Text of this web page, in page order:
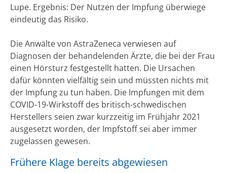
Lupe. Ergebnis: Der Nutzen der Impfung überwiege
eindeutig das Risiko.
Die Anwälte von AstraZeneca verwiesen auf
Diagnosen der behandelenden Ärzte, die bei der Frau
einen Hörsturz festgestellt hatten. Die Ursachen
dafür könnten vielfältig sein und müssten nichts mit
der Impfung zu tun haben. Die Impfungen mit dem
COVID-19-Wirkstoff des britisch-schwedischen
Herstellers seien zwar kurzzeitig im Frühjahr 2021
ausgesetzt worden, der Impfstoff sei aber immer
zugelassen gewesen.
Frühere Klage bereits abgewiesen